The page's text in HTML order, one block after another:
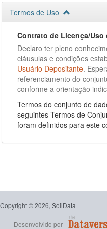
SISB e o código das
adicionais para facilitar o
todo. Nenhum item técnico-
banco de dados que seja
inovadora e inédita dos
é usado para organizar
conjunto de dados. O
finalidades profissionais e/
contato com a Embrapa.
Termos de Uso
Contrato de Licença/Uso
Declaro ter pleno
cláusulas e condições
Usuário Depositante.
referenciamento do
conforme a orientação
Termos do conjunto de
seguintes Termos de
foram definidos para este
Copyright © 2026, SoilData
Desenvolvido por